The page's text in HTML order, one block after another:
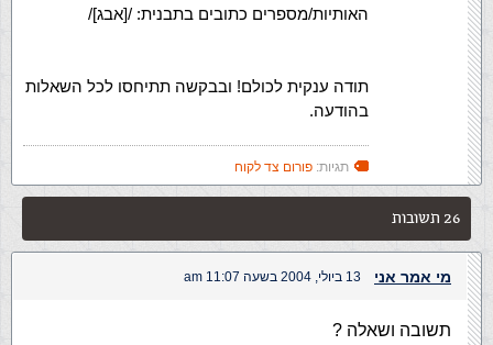
האותיות/מספרים כתובים בתבנית: /[אבג]/
תודה ענקית לכולם! ובבקשה תתיחסו לכל השאלות
בהודעה.
תגיות: פורום צד לקוח
26 תשובות
מי אמר אני 13 ביולי, 2004 בשעה 11:07 am
תשובה ושאלה ?